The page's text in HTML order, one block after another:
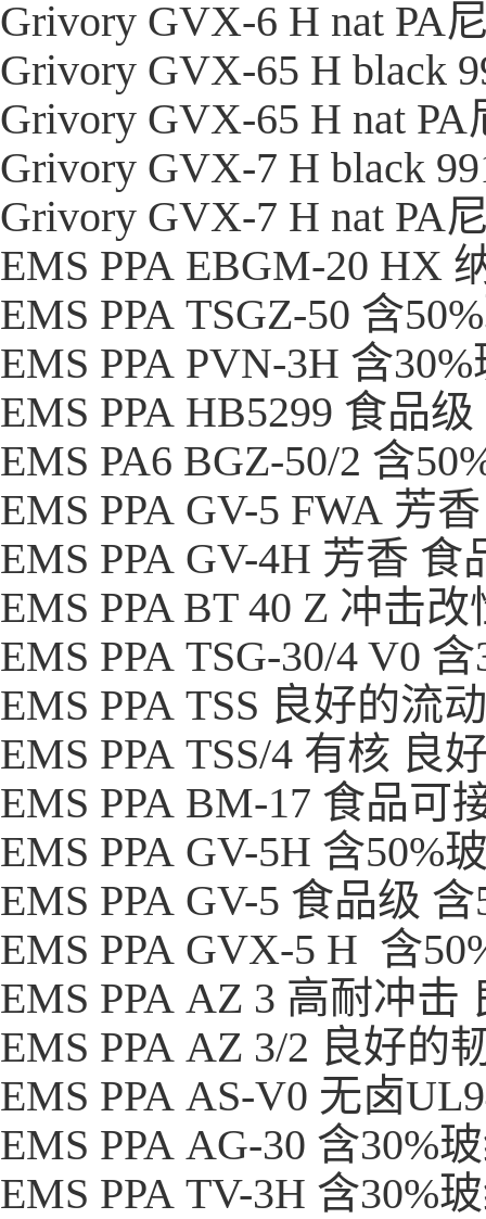
Grivory GVX-6 H nat PA
Grivory GVX-65 H black
Grivory GVX-65 H nat PA
Grivory GVX-7 H black
Grivory GVX-7 H nat PA
EMS PPA EBGM-20 HX
EMS PPA TSGZ-50 含
EMS PPA PVN-3H 含
EMS PPA HB5299 食品
EMS PA6 BGZ-50/2 含
EMS PPA GV-5 FWA 芳
EMS PPA GV-4H 芳香
EMS PPA BT 40 Z 冲击
EMS PPA TSG-30/4 V0
EMS PPA TSS 良好的流
EMS PPA TSS/4 有核 良
EMS PPA BM-17 食品可
EMS PPA GV-5H 含50%
EMS PPA GV-5 食品级
EMS PPA GVX-5 H 含
EMS PPA AZ 3 高耐冲击
EMS PPA AZ 3/2 良好的
EMS PPA AS-V0 无卤
EMS PPA AG-30 含30%
EMS PPA TV-3H 含30%